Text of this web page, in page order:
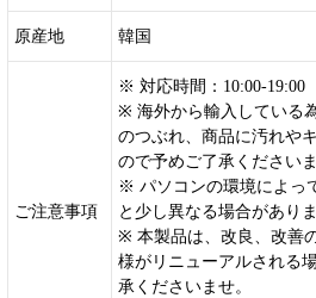
原産地 韓国
ご注意事項
※ 対応時間：10:00-19:00
※ 海外から輸入している
のつぶれ、商品に汚れや
ので予めご了承くださいま
※ パソコンの環境によっ
と少し異なる場合がありま
※ 本製品は、改良、改善
様がリニューアルされる
承くださいませ。